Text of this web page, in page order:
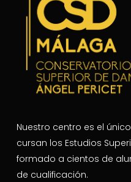
Nuestro centro es el
cursan los Estudios
formado a cientos de
de cualificación.